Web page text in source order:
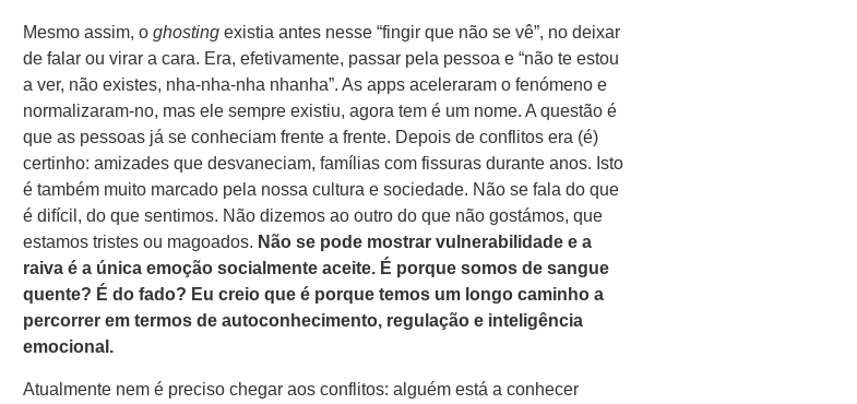
Mesmo assim, o ghosting existia antes nesse “fingir que não se vê”, no deixar
de falar ou virar a cara. Era, efetivamente, passar pela pessoa e “não te estou
a ver, não existes, nha-nha-nha nhanha”. As apps aceleraram o fenómeno e
normalizaram-no, mas ele sempre existiu, agora tem é um nome. A questão é
que as pessoas já se conheciam frente a frente. Depois de conflitos era (é)
certinho: amizades que desvaneciam, famílias com fissuras durante anos. Isto
é também muito marcado pela nossa cultura e sociedade. Não se fala do que
é difícil, do que sentimos. Não dizemos ao outro do que não gostámos, que
estamos tristes ou magoados. Não se pode mostrar vulnerabilidade e a
raiva é a única emoção socialmente aceite. É porque somos de sangue
quente? É do fado? Eu creio que é porque temos um longo caminho a
percorrer em termos de autoconhecimento, regulação e inteligência
emocional.
Atualmente nem é preciso chegar aos conflitos: alguém está a conhecer